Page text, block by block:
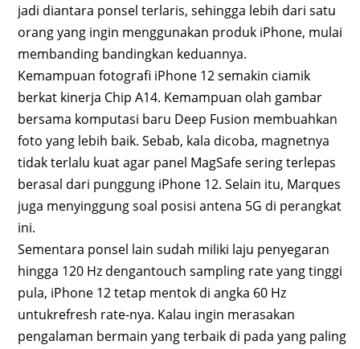
jadi diantara ponsel terlaris, sehingga lebih dari satu
orang yang ingin menggunakan produk iPhone, mulai
membanding bandingkan keduannya.
Kemampuan fotografi iPhone 12 semakin ciamik
berkat kinerja Chip A14. Kemampuan olah gambar
bersama komputasi baru Deep Fusion membuahkan
foto yang lebih baik. Sebab, kala dicoba, magnetnya
tidak terlalu kuat agar panel MagSafe sering terlepas
berasal dari punggung iPhone 12. Selain itu, Marques
juga menyinggung soal posisi antena 5G di perangkat
ini.
Sementara ponsel lain sudah miliki laju penyegaran
hingga 120 Hz dengantouch sampling rate yang tinggi
pula, iPhone 12 tetap mentok di angka 60 Hz
untukrefresh rate-nya. Kalau ingin merasakan
pengalaman bermain yang terbaik di pada yang paling